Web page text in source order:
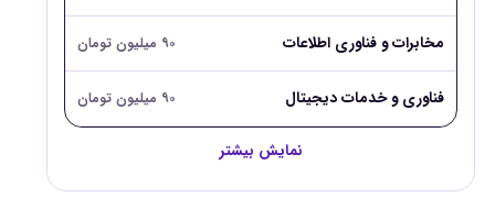
مخابرات و فناوری اطلاعات ۹۰ میلیون تومان
فناوری و خدمات دیجیتال ۹۰ میلیون تومان
نمایش بیشتر